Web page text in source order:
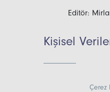
Editör:
Kişisel
Çerez